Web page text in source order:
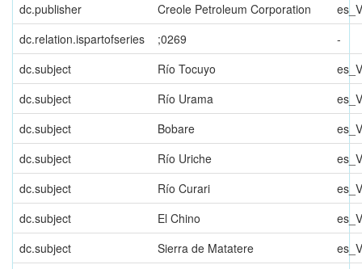
dc.publisher
Creole Petroleum Corporation
dc.relation.ispartofseries
;0269
-
dc.subject
Río Tocuyo
dc.subject
Río Urama
dc.subject
Bobare
dc.subject
Río Uriche
dc.subject
Río Curari
dc.subject
El Chino
dc.subject
Sierra de Matatere